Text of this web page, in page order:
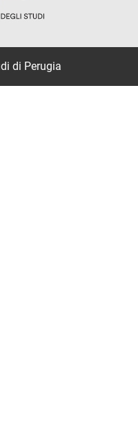
di Perugia